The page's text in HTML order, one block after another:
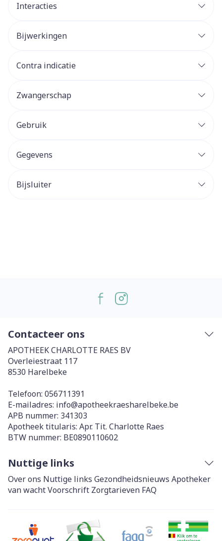
Interacties
Bijwerkingen
Contra indicatie
Zwangerschap
Gebruik
Gegevens
Bijsluiter
Contacteer ons
APOTHEEK CHARLOTTE RAES BV
Overleiestraat 117
8530 Harelbeke
Telefoon: 056711391
E-mailadres: info@apotheekraesharelbeke.be
APB nummer: 341303
Apotheek titularis: Apr. Tit. Charlotte Raes
BTW nummer: BE0890110602
Nuttige links
Over ons Nuttige links Gezondheidsnieuws Apotheker
van wachtVoorschrift Zorgtarieven FAQ